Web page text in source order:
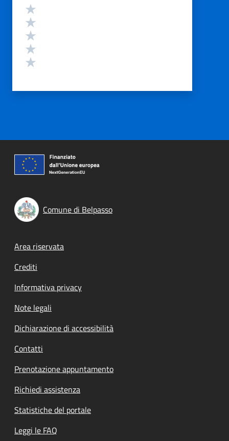
Valutazione
Comune di Belpasso
Footer menu
Area riservata
Crediti
Informativa privacy
Note legali
Dichiarazione di accessibilità
Contatti
Prenotazione appuntamento
Richiedi assistenza
Statistiche del portale
Leggi le FAQ